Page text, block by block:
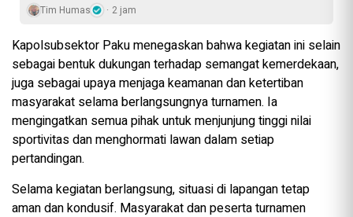
Tim Humas 2 jam
Kapolsubsektor Paku menegaskan bahwa kegiatan ini selain
sebagai bentuk dukungan terhadap semangat kemerdekaan,
juga sebagai upaya menjaga keamanan dan ketertiban
masyarakat selama berlangsungnya turnamen. Ia
mengingatkan semua pihak untuk menjunjung tinggi nilai
sportivitas dan menghormati lawan dalam setiap
pertandingan.
Selama kegiatan berlangsung, situasi di lapangan tetap
aman dan kondusif. Masyarakat dan peserta turnamen